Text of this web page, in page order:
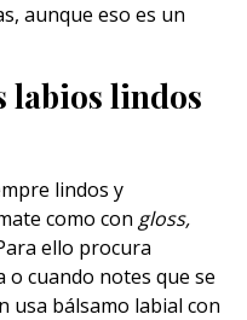
aunque eso es un
labios lindos
lindos y
como con gloss,
ello procura
o cuando notes que se
usa bálsamo labial con